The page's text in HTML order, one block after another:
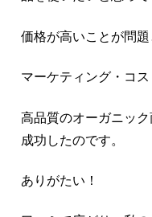
価格が高いことが問題
マーケティング・コス
高品質のオーガニッ
成功したのです。
ありがたい！